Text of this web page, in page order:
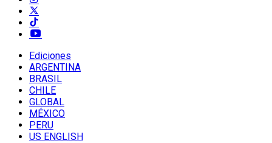
Ediciones
ARGENTINA
BRASIL
CHILE
GLOBAL
MÉXICO
PERU
US ENGLISH